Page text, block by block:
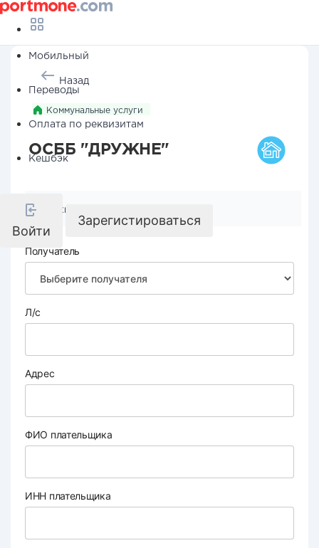
Мобильный
Переводы
Оплата по реквизитам
Кешбэк
Войти
Зарегистироваться
Назад
Коммунальные услуги
ОСББ "ДРУЖНЕ"
Реквизиты компании
Получатель
Л/с
Адрес
ФИО плательщика
ИНН плательщика